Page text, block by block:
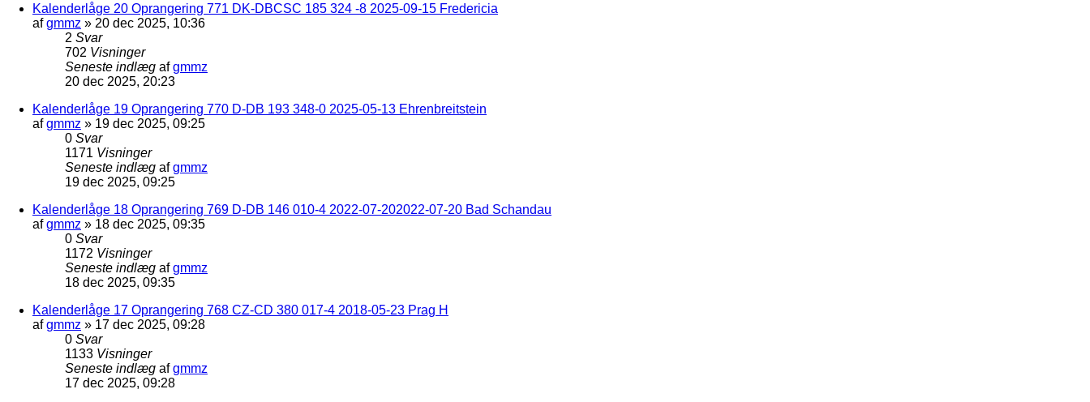
Kalenderlåge 20 Oprangering 771 DK-DBCSC 185 324 -8 2025-09-15 Fredericia
afgmmz » 20 dec 2025, 10:36
2 Svar
702 Visninger
Seneste indlæg afgmmz
20 dec 2025, 20:23
Kalenderlåge 19 Oprangering 770 D-DB 193 348-0 2025-05-13 Ehrenbreitstein
afgmmz » 19 dec 2025, 09:25
0 Svar
1171 Visninger
Seneste indlæg afgmmz
19 dec 2025, 09:25
Kalenderlåge 18 Oprangering 769 D-DB 146 010-4 2022-07-202022-07-20 Bad Schandau
afgmmz » 18 dec 2025, 09:35
0 Svar
1172 Visninger
Seneste indlæg afgmmz
18 dec 2025, 09:35
Kalenderlåge 17 Oprangering 768 CZ-CD 380 017-4 2018-05-23 Prag H
afgmmz » 17 dec 2025, 09:28
0 Svar
1133 Visninger
Seneste indlæg afgmmz
17 dec 2025, 09:28